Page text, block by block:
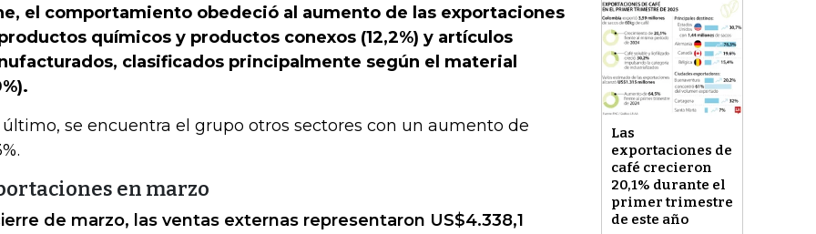
Las
exportaciones de
café crecieron
20,1% durante el
primer trimestre
de este año
el comportamiento obedeció al aumento de las exportaciones
químicos y productos conexos (12,2%) y artículos
clasificados principalmente según el material
se encuentra el grupo otros sectores con un aumento de
en marzo
de marzo, las ventas externas representaron US$4.338,1